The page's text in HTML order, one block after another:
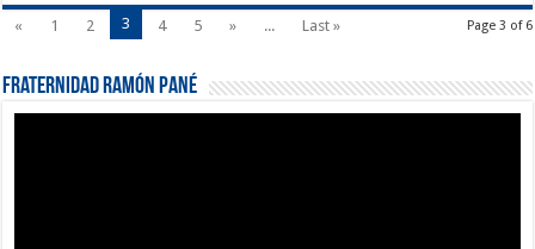
Page 3 of 6
« 1 2 3 4 5 » ... Last »
Fraternidad Ramón Pané